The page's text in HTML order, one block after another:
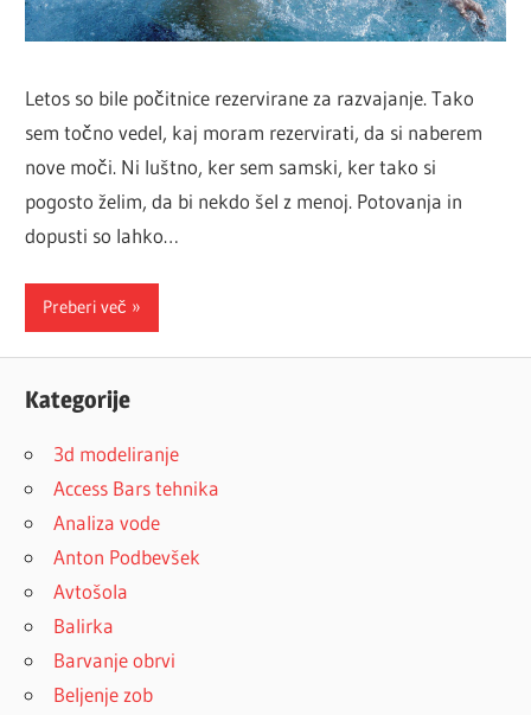
Letos so bile počitnice rezervirane za razvajanje. Tako
sem točno vedel, kaj moram rezervirati, da si naberem
nove moči. Ni luštno, ker sem samski, ker tako si
pogosto želim, da bi nekdo šel z menoj. Potovanja in
dopusti so lahko…
Preberi več
Kategorije
3d modeliranje
Access Bars tehnika
Analiza vode
Anton Podbevšek
Avtošola
Balirka
Barvanje obrvi
Beljenje zob